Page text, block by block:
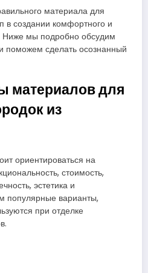
материала для
в создании комфортного и
Ниже мы подробно обсудим
поможем сделать осознанный
материалов для
из
ориентироваться на
стоимость,
эстетика и
популярные варианты,
при отделке